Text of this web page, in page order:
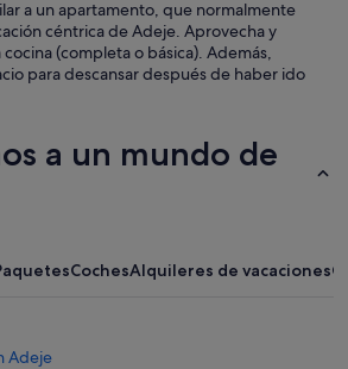
a un apartamento, que normalmente
céntrica de Adeje. Aprovecha y
(completa o básica). Además,
para descansar después de haber ido
a un mundo de
CochesAlquileres de vacaciones
Adeje